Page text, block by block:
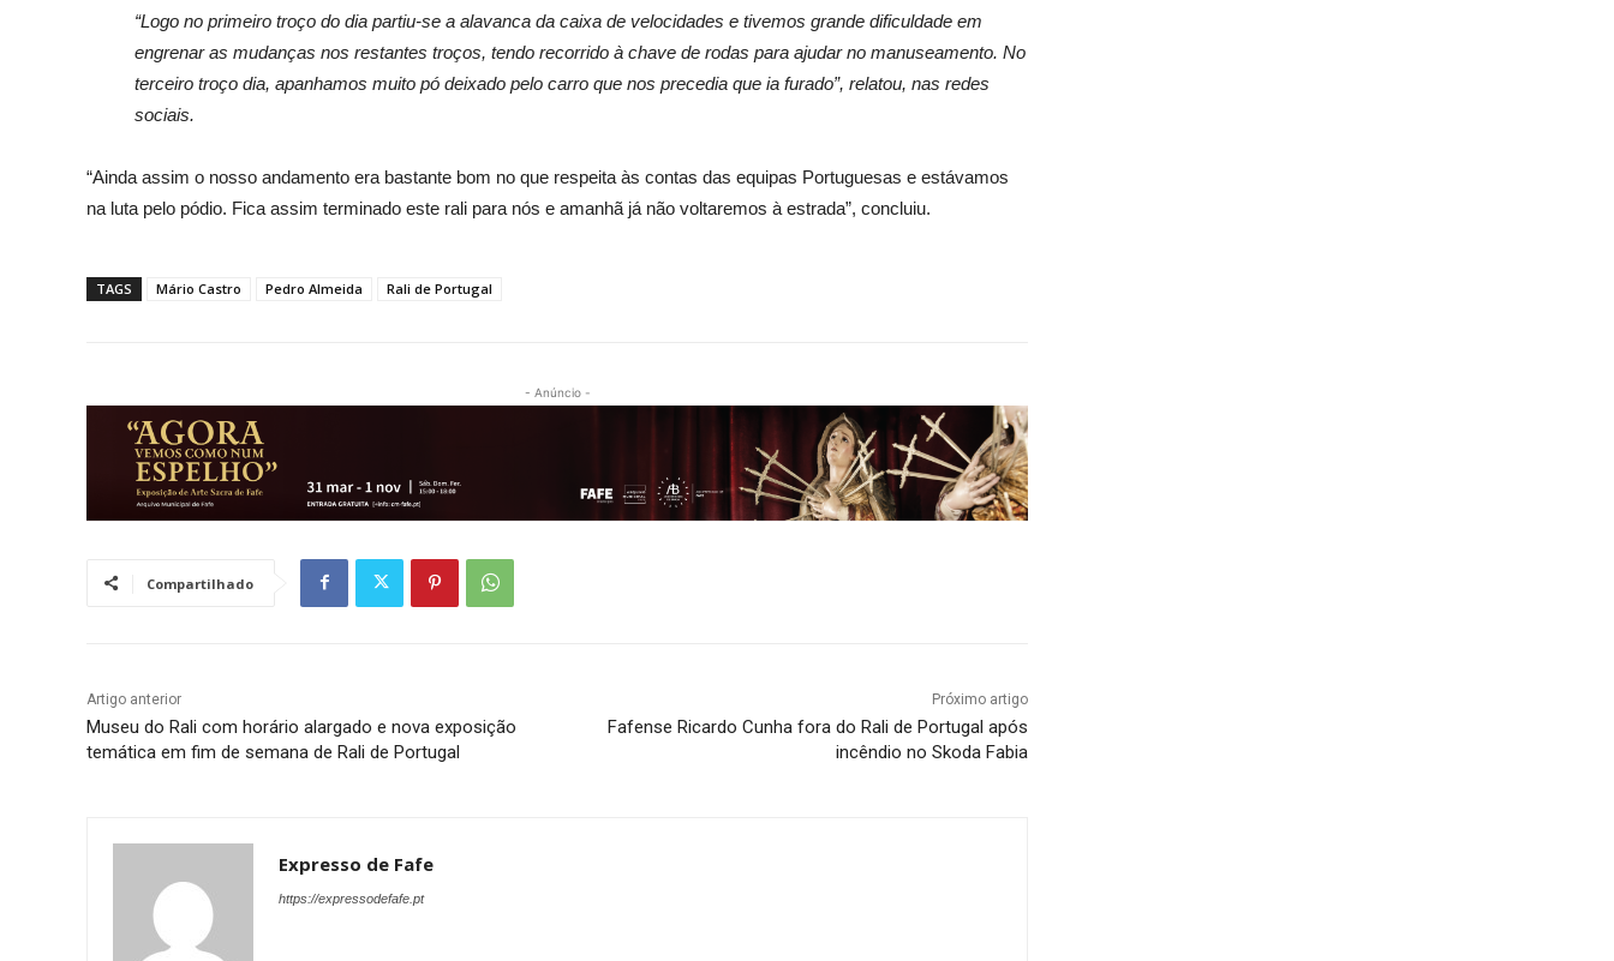
“Logo no primeiro troço do dia partiu-se a alavanca da caixa de velocidades e tivemos grande dificuldade em
engrenar as mudanças nos restantes troços, tendo recorrido à chave de rodas para ajudar no manuseamento. No
terceiro troço dia, apanhamos muito pó deixado pelo carro que nos precedia que ia furado”, relatou, nas redes
sociais.
“Ainda assim o nosso andamento era bastante bom no que respeita às contas das equipas Portuguesas e estávamos
na luta pelo pódio. Fica assim terminado este rali para nós e amanhã já não voltaremos à estrada”, concluiu.
TAGS Mário Castro Pedro Almeida Rali de Portugal
- Anúncio -
Compartilhado
Artigo anterior
Museu do Rali com horário alargado e nova exposição
temática em fim de semana de Rali de Portugal
Próximo artigo
Fafense Ricardo Cunha fora do Rali de Portugal após
incêndio no Skoda Fabia
Expresso de Fafe
https://expressodefafe.pt